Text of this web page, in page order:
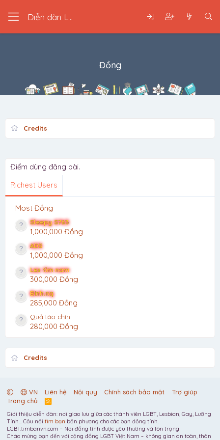
Diễn đàn LGBT
Đồng
Credits
Điểm dùng đăng bài.
Richest Users
Most Đồng
Sleepy S763
1,000,000 Đồng
ADS
1,000,000 Đồng
Les tìm nam
300,000 Đồng
Binh.nq
285,000 Đồng
Quả táo chín
280,000 Đồng
Credits
VN Liên hệ Nội quy Chính sách bảo mật
Trợ giúp
Trang chủ
R
S
Giới thiệu diễn đàn: nơi giao lưu giữa các thành viên LGBT, Lesbian, Gay, Lưỡng
Tính... Cầu nối tìm bạn bốn phương cho các bạn đồng tính.
LGBT.timbanvn.com – Nơi đồng tính được yêu thương và tôn trọng
Chào mừng bạn đến với cộng đồng LGBT Việt Nam – không gian an toàn, thân